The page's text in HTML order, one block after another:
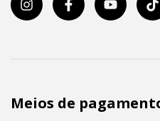
Meios de